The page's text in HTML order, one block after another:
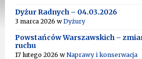
Dyżur Radnych – 04.03.2026
3 marca 2026 wDyżury
Powstańców Warszawskich –
ruchu
17 lutego 2026 wNaprawy i konserwacja